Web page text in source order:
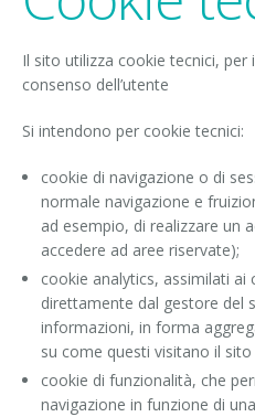
Il sito utilizza cookie tecnici, per
consenso dell’utente
Si intendono per cookie tecnici:
cookie di navigazione o di
normale navigazione e
ad esempio, di realizzare un
accedere ad aree riservate);
cookie analytics, assimilati ai
direttamente dal gestore del
informazioni, in forma
su come questi visitano il sito
cookie di funzionalità, che
navigazione in funzione di